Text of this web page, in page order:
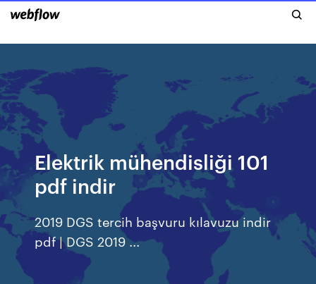
Elektrik mühendisliği 101
pdf indir
2019 DGS tercih başvuru kılavuzu indir
pdf | DGS 2019 ...